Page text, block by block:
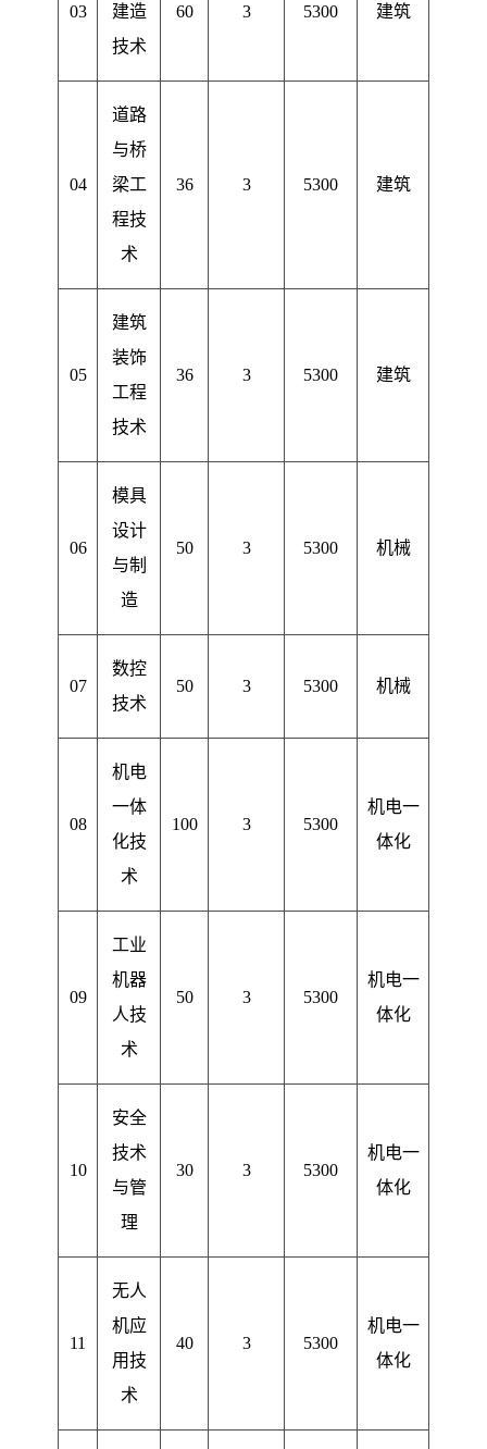
03
建造
技术
60 3 5300 建筑
04
道路
与桥
梁工
程技
术
36 3 5300 建筑
05
建筑
装饰
工程
技术
36 3 5300 建筑
06
模具
设计
与制
造
50 3 5300 机械
07
数控
技术
50 3 5300 机械
08
机电
一体
化技
术
100 3 5300
机电一
体化
09
工业
机器
人技
术
50 3 5300
机电一
体化
10
安全
技术
与管
理
30 3 5300
机电一
体化
11
无人
机应
用技
术
40 3 5300
机电一
体化